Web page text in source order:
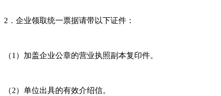
2．企业领取统一票据请带以下证件：
（1）加盖企业公章的营业执照副本复印件。
（2）单位出具的有效介绍信。